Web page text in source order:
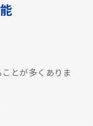
とが多くありま